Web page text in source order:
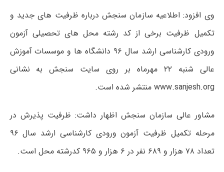
وی افزود: اطلاعیه سازمان سنجش درباره ظرفیت های جدید و
تکمیل ظرفیت برخی از کد رشته محل های تحصیلی آزمون
ورودی کارشناسی ارشد سال ۹۶ دانشگاه ها و موسسات آموزش
عالی شنبه ۲۲ مهرماه بر روی سایت سنجش به نشانی
www.sanjesh.org منتشر شده است.
مشاور عالی سازمان سنجش اظهار داشت: ظرفیت پذیرش در
مرحله تکمیل ظرفیت آزمون ورودی کارشناسی ارشد سال ۹۶
تعداد ۷۸ هزار و ۶۸۹ نفر در ۶ هزار و ۹۶۵ کدرشته محل است.